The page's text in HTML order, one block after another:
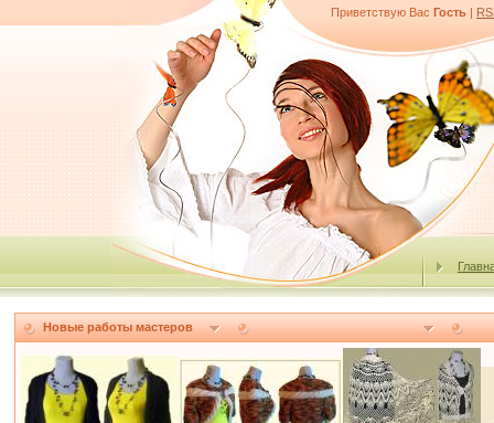
Приветствую Вас Гость |
Новые работы мастеров